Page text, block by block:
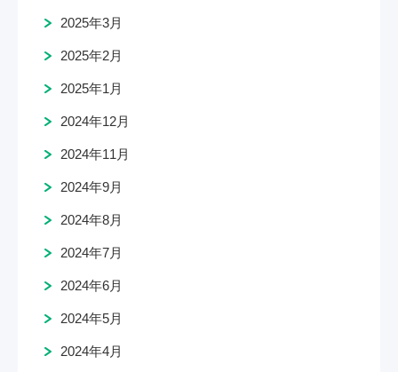
2025年3月
2025年2月
2025年1月
2024年12月
2024年11月
2024年9月
2024年8月
2024年7月
2024年6月
2024年5月
2024年4月